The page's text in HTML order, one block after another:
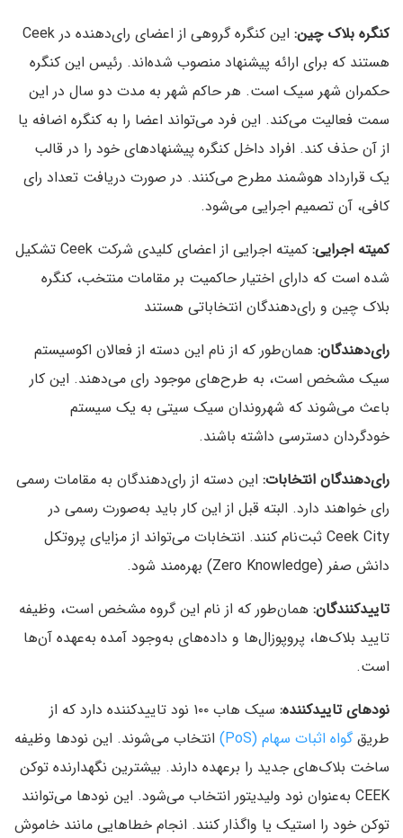
کنگره بلاک چین:
این کنگره گروهی از اعضای رای‌دهنده در Ceek
هستند که برای ارائه پیشنهاد منصوب شده‌اند. رئیس این کنگره
حکمران شهر سیک است. هر حاکم شهر به مدت دو سال در این
سمت فعالیت می‌کند. این فرد می‌تواند اعضا را به کنگره اضافه یا
از آن حذف کند. افراد داخل کنگره پیشنهادهای خود را در قالب
یک قرارداد هوشمند مطرح می‌کنند. در صورت دریافت تعداد رای
کافی، آن تصمیم اجرایی می‌شود.
کمیته اجرایی:
کمیته اجرایی از اعضای کلیدی شرکت Ceek تشکیل
شده است که دارای اختیار حاکمیت بر مقامات منتخب، کنگره
بلاک چین و رای‌دهندگان انتخاباتی هستند
رای‌دهندگان: همان‌طور که از نام این دسته از فعالان اکوسیستم
سیک مشخص است، به طرح‌های موجود رای می‌دهند. این کار
باعث می‌شوند که شهروندان سیک سیتی به یک سیستم
خودگردان دسترسی داشته باشند.
رای‌دهندگان انتخابات: این دسته از رای‌دهندگان به مقامات رسمی
رای خواهند دارد. البته قبل از این کار باید به‌صورت رسمی در
Ceek City ثبت‌نام کنند. انتخابات می‌تواند از مزایای پروتکل
دانش صفر (Zero Knowledge) بهره‌مند شود.
تاییدکنندگان: همان‌طور که از نام این گروه مشخص است، وظیفه
تایید بلاک‌ها، پروپوزال‌ها و داده‌های به‌وجود آمده به‌عهده آن‌ها
است.
نودهای تاییدکننده:
سیک هاب ۱۰۰ نود تاییدکننده دارد که از
طریقگواه اثبات سهام (PoS)
انتخاب می‌شوند. این نودها وظیفه
ساخت بلاک‌های جدید را برعهده دارند. بیشترین نگهدارنده توکن
CEEK به‌عنوان نود ولیدیتور انتخاب می‌شود. این نودها می‌توانند
توکن خود را استیک یا واگذار کنند. انجام خطاهایی مانند خاموش